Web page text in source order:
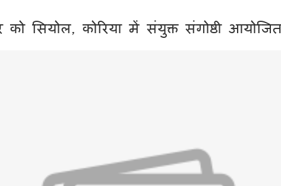
सियोल, कोरिया में संयुक्त संगोष्ठी